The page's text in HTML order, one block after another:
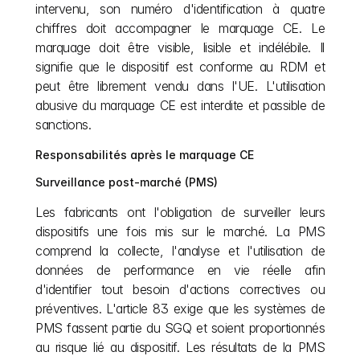
intervenu, son numéro d'identification à quatre
chiffres doit accompagner le marquage CE. Le
marquage doit être visible, lisible et indélébile. Il
signifie que le dispositif est conforme au RDM et
peut être librement vendu dans l'UE. L'utilisation
abusive du marquage CE est interdite et passible de
sanctions.
Responsabilités après le marquage CE
Surveillance post-marché (PMS)
Les fabricants ont l'obligation de surveiller leurs
dispositifs une fois mis sur le marché. La PMS
comprend la collecte, l'analyse et l'utilisation de
données de performance en vie réelle afin
d'identifier tout besoin d'actions correctives ou
préventives. L'article 83 exige que les systèmes de
PMS fassent partie du SGQ et soient proportionnés
au risque lié au dispositif. Les résultats de la PMS